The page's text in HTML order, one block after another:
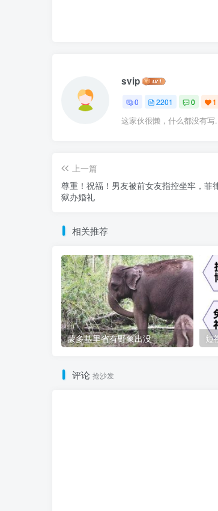
svip
0 2201 0 1
这家伙很懒，什么都没有写
上一篇
尊重！祝福！男友被前女友指控坐牢，菲
狱办婚礼
相关推荐
蒙多基里省有野象出没
评论 抢沙发